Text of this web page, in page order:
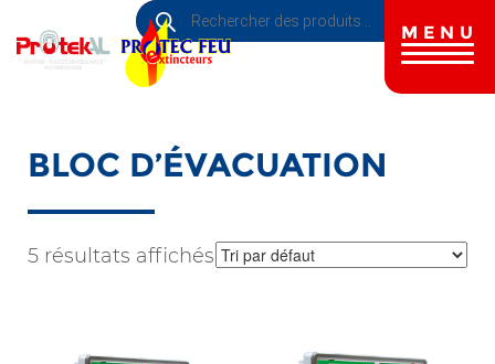
contenu
Recherche
de
produits MENU
BLOC D’ÉVACUATION
5 résultats affichés